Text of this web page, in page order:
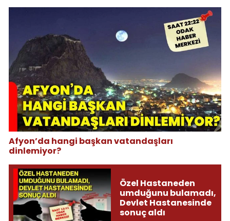
Afyon’da hangi başkan vatandaşları
dinlemiyor?
Özel Hastaneden
umduğunu bulamadı,
Devlet Hastanesinde
sonuç aldı